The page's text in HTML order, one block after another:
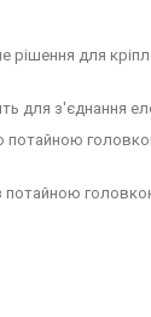
рішення для
для з'єднання